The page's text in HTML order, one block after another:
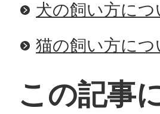
犬の飼い方につ
猫の飼い方につ
この記事